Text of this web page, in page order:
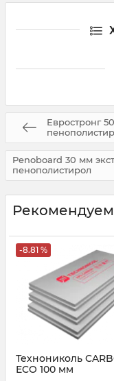
Евростронг
Penoboard 30 мм
пенополистирол
-8.81 %
Технониколь
ECO 100 мм